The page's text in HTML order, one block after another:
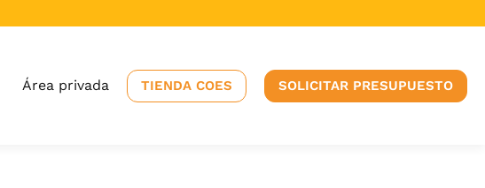
Área privada TIENDA COES SOLICITAR PRESUPUESTO